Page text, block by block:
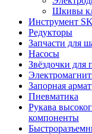
Шкивы
Инструмент
Редукторы
Запчасти для
Насосы
Звёздочки для
Запорная
Пневматика
Рукава
компоненты